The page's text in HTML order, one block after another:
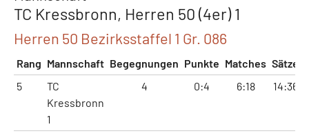
TC Kressbronn, Herren 50 (4er) 1
Herren 50 Bezirksstaffel 1 Gr. 086
Rang Mannschaft Begegnungen Punkte Matches Sätze
5
TC
Kressbronn
1
4 0:4 6:18 14:36